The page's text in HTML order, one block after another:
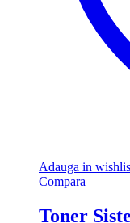
Adauga in
Compara
Toner